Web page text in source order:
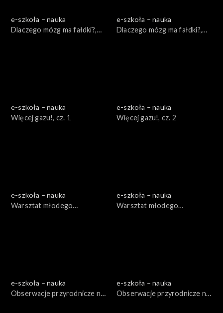
e-szkoła – nauka
Dlaczego mózg ma fałdki?,
e-szkoła – nauka
Dlaczego mózg ma fałdki?,
e-szkoła – nauka
Więcej gazu!, cz. 1
e-szkoła – nauka
Więcej gazu!, cz. 2
e-szkoła – nauka
Warsztat młodego
e-szkoła – nauka
Warsztat młodego
e-szkoła – nauka
Obserwacje przyrodnicze na
e-szkoła – nauka
Obserwacje przyrodnicze na